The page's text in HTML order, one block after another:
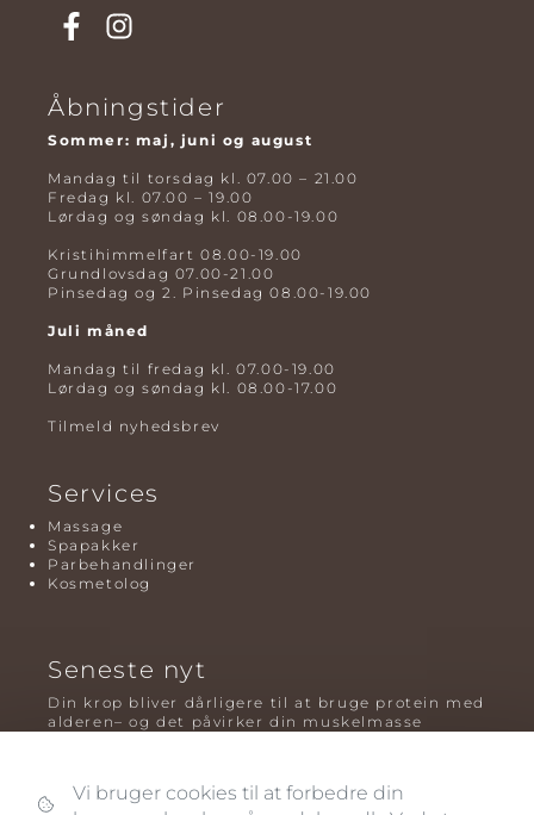
Åbningstider
Sommer: maj, juni og august
Mandag til torsdag kl. 07.00 – 21.00
Fredag kl. 07.00 – 19.00
Lørdag og søndag kl. 08.00-19.00
Kristihimmelfart 08.00-19.00
Grundlovsdag 07.00-21.00
Pinsedag og 2. Pinsedag 08.00-19.00
Juli måned
Mandag til fredag kl. 07.00-19.00
Lørdag og søndag kl. 08.00-17.00
Tilmeld nyhedsbrev
Services
Massage
Spapakker
Parbehandlinger
Kosmetolog
Seneste nyt
Din krop bliver dårligere til at bruge protein med
alderen– og det påvirker din muskelmasse
Vi bruger cookies til at forbedre din